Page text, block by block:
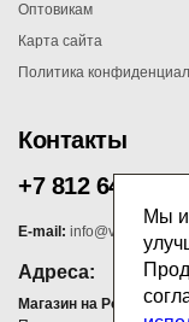
Оптовикам
Карта сайта
Политика
Контакты
+7 812 647 00 75
E-mail: info@vilana.ru
Адреса:
Магазин на
Мы